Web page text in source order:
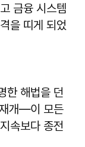
금융 시스템
을 띠게 되었
한 해법을 던
개—이 모든
속보다 종전